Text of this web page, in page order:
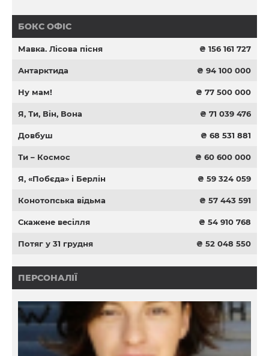
БОКС ОФІС
Мавка. Лісова пісня ₴ 156 161 727
Антарктида ₴ 94 100 000
Ну мам! ₴ 77 500 000
Я, Ти, Він, Вона ₴ 71 039 476
Довбуш ₴ 68 531 881
Ти – Космос ₴ 60 600 000
Я, «Побєда» і Берлін ₴ 59 324 059
Конотопська відьма ₴ 57 443 591
Скажене весілля ₴ 54 910 768
Потяг у 31 грудня ₴ 52 048 550
ПЕРСОНАЛІЇ